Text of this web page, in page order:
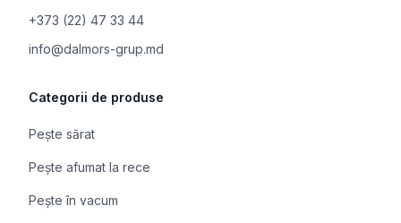
+373 (22) 47 33 44
info@dalmors-grup.md
Categorii de produse
Pește sărat
Pește afumat la rece
Pește în vacum